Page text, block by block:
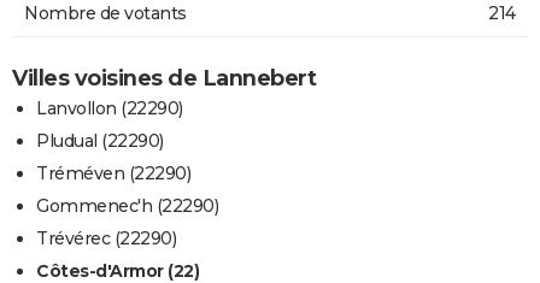
Nombre de votants 214
Villes voisines de Lannebert
Lanvollon (22290)
Pludual (22290)
Tréméven (22290)
Gommenec'h (22290)
Trévérec (22290)
Côtes-d'Armor (22)